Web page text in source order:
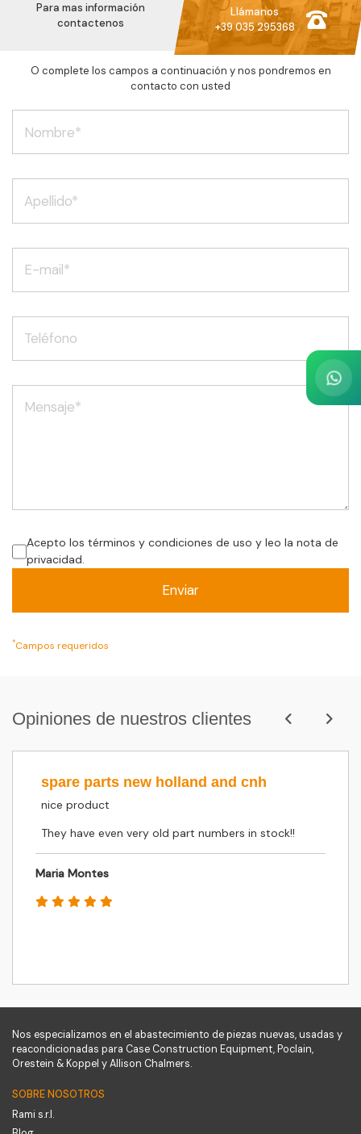
Para mas información
contactenos
Llámanos
+39 035 295368
O complete los campos a continuación y nos pondremos en
contacto con usted
Acepto los términos y condiciones de uso y leo la nota de
privacidad.
*Campos requeridos
Opiniones de nuestros clientes
spare parts new holland and cnh
nice product
They have even very old part numbers in stock!!
Maria Montes
Nos especializamos en el abastecimiento de piezas nuevas, usadas y
reacondicionadas para Case Construction Equipment, Poclain,
Orestein & Koppel y Allison Chalmers.
SOBRE NOSOTROS
Rami s.r.l.